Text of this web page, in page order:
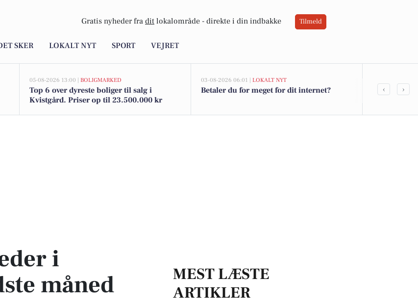
Gratis nyheder fra dit lokalområde - direkte i din indbakke Tilmeld
SKER LOKALT NYT SPORT VEJRET
05-08-2026 13:00 | BOLIGMARKED
Top 6 over dyreste boliger til salg i
Kvistgård. Priser op til 23.500.000 kr
03-08-2026 06:01 | LOKALT NYT
Betaler du for meget for dit internet?
Schulstad
‹ ›
i
måned
MEST LÆSTE
ARTIKLER